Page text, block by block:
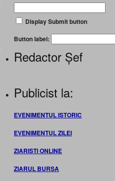
Display Submit button
Button label:
Redactor Șef
Publicist la:
EVENIMENTUL ISTORIC
EVENIMENTUL ZILEI
ZIARISTI ONLINE
ZIARUL BURSA